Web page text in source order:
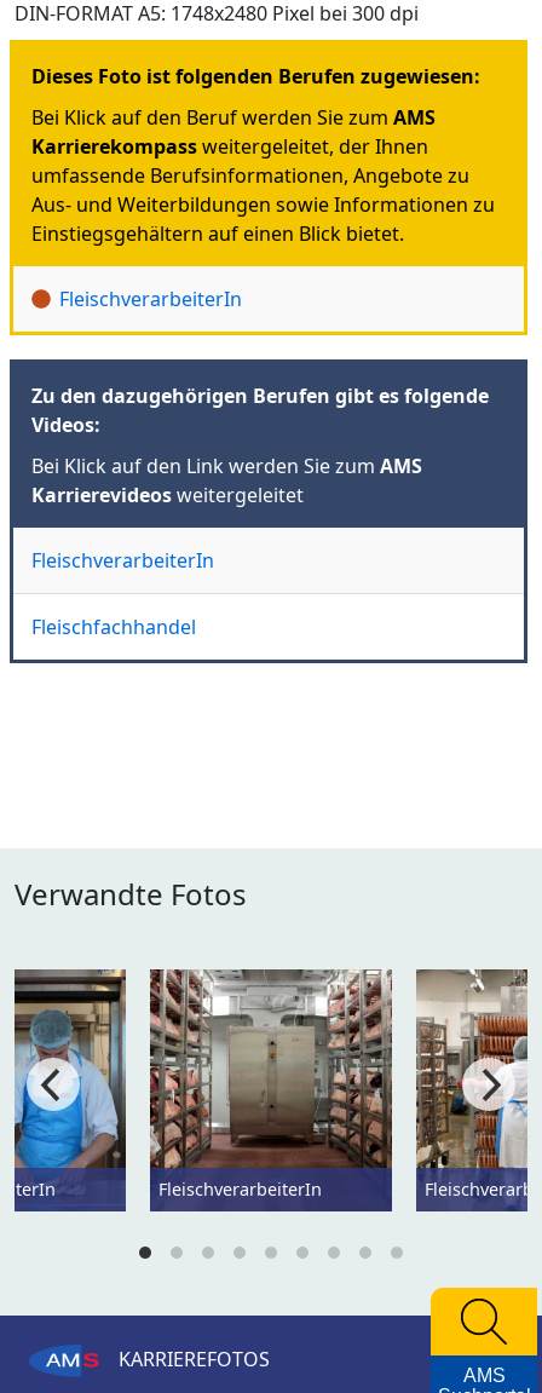
DIN-FORMAT A5: 1748x2480 Pixel bei 300 dpi
Dieses Foto ist folgenden Berufen zugewiesen:
Bei Klick auf den Beruf werden Sie zum AMS
Karrierekompassweitergeleitet, der Ihnen
umfassende Berufsinformationen, Angebote zu
Aus- und Weiterbildungen sowie Informationen zu
Einstiegsgehältern auf einen Blick bietet.
FleischverarbeiterIn
Zu den dazugehörigen Berufen gibt es folgende
Videos:
Bei Klick auf den Link werden Sie zum AMS
Karrierevideosweitergeleitet
FleischverarbeiterIn
Fleischfachhandel
Verwandte Fotos
FleischverarbeiterIn
KARRIEREFOTOS
AMS